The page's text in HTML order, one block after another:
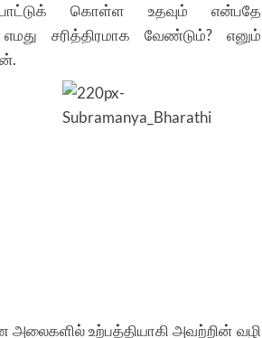
கொள்ள உதவும் என்பதே
சரித்திரமாக வேண்டும்? எனும்
உற்பத்தியாகி அவற்றின் வழி